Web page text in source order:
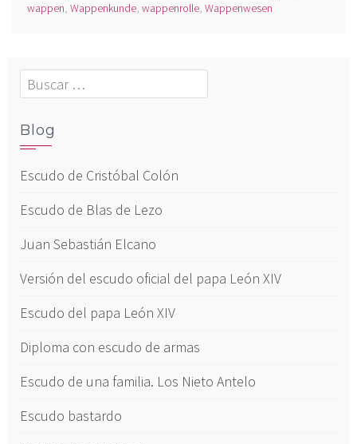
wappen,Wappenkunde,wappenrolle,Wappenwesen
Buscar:
Blog
Escudo de Cristóbal Colón
Escudo de Blas de Lezo
Juan Sebastián Elcano
Versión del escudo oficial del papa León XIV
Escudo del papa León XIV
Diploma con escudo de armas
Escudo de una familia. Los Nieto Antelo
Escudo bastardo